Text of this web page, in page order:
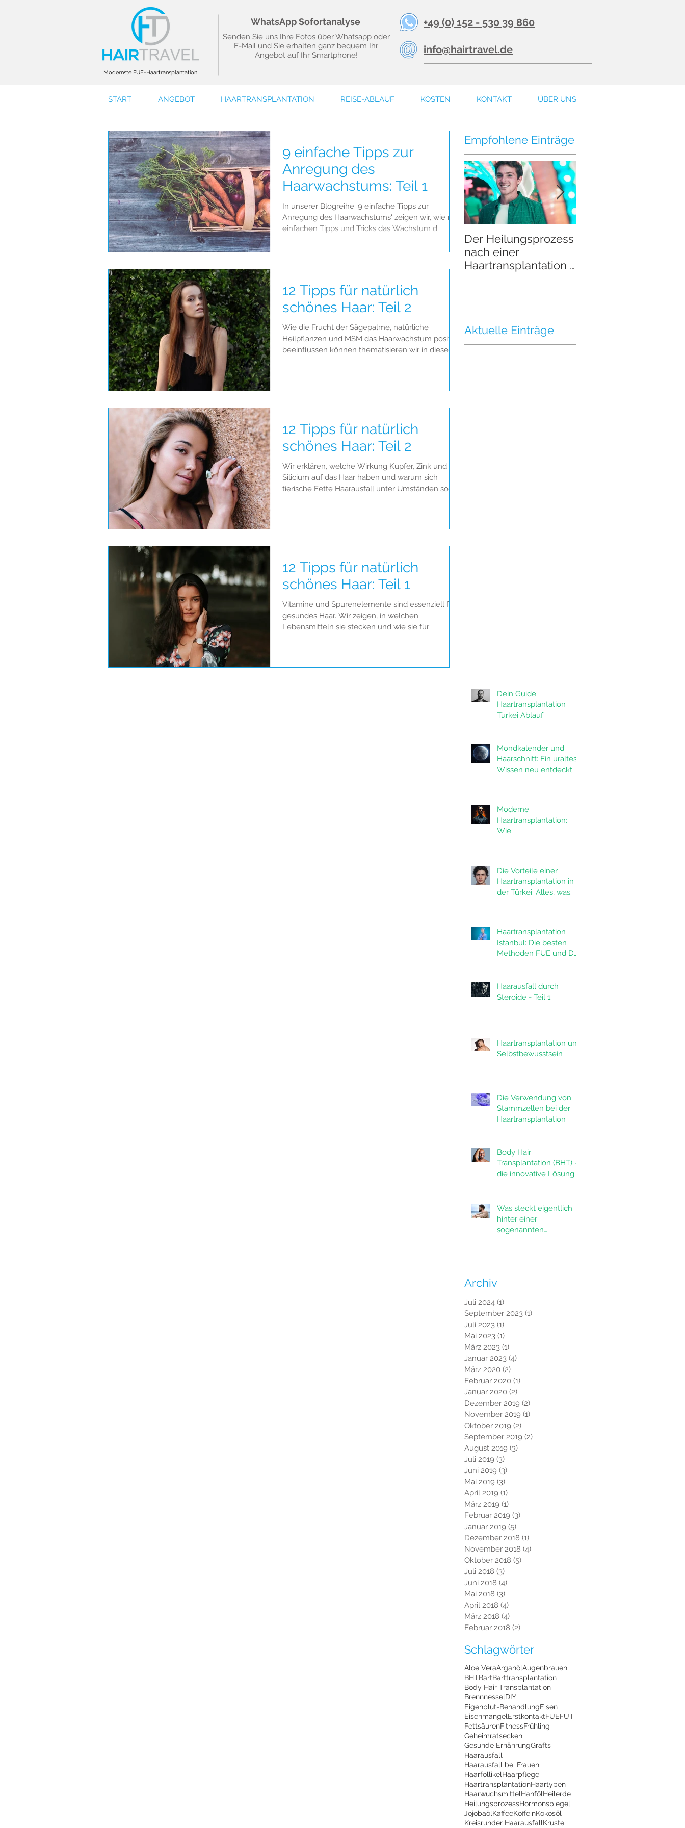
Senden Sie uns Ihre Fotos über Whatsapp oder
E-Mail und Sie erhalten ganz bequem Ihr
Angebot auf Ihr Smartphone!
WhatsApp Sofortanalyse +49 (0) 152 - 530 39 860
info@hairtravel.de
Modernste FUE-Haartransplantation
START ANGEBOT HAARTRANSPLANTATION REISE-ABLAUF KOSTEN KONTAKT ÜBER UNS
9 einfache Tipps zur
Anregung des
Haarwachstums: Teil 1
In unserer Blogreihe '9 einfache Tipps zur
Anregung des Haarwachstums' zeigen wir, wie mit
einfachen Tipps und Tricks das Wachstum d
12 Tipps für natürlich
schönes Haar: Teil 2
Wie die Frucht der Sägepalme, natürliche
Heilpflanzen und MSM das Haarwachstum positiv
beeinflussen können thematisieren wir in diesem
12 Tipps für natürlich
schönes Haar: Teil 2
Wir erklären, welche Wirkung Kupfer, Zink und
Silicium auf das Haar haben und warum sich
tierische Fette Haarausfall unter Umständen sogar
12 Tipps für natürlich
schönes Haar: Teil 1
Vitamine und Spurenelemente sind essenziell für
gesundes Haar. Wir zeigen, in welchen
Lebensmitteln sie stecken und wie sie für
Empfohlene Einträge
Der Heilungsprozess
nach einer
Haartransplantation -
Aktuelle Einträge
Dein Guide:
Haartransplantation
Türkei Ablauf
Mondkalender und
Haarschnitt: Ein uraltes
Wissen neu entdeckt
Moderne
Haartransplantation:
Wie
Die Vorteile einer
Haartransplantation in
der Türkei: Alles, was
Haartransplantation
Istanbul: Die besten
Methoden FUE und DHI
Haarausfall durch
Steroide - Teil 1
Haartransplantation und
Selbstbewusstsein
Die Verwendung von
Stammzellen bei der
Haartransplantation
Body Hair
Transplantation (BHT) -
die innovative Lösung
Was steckt eigentlich
hinter einer
sogenannten
Archiv
Juli 2024 (1)
September 2023 (1)
Juli 2023 (1)
Mai 2023 (1)
März 2023 (1)
Januar 2023 (4)
März 2020 (2)
Februar 2020 (1)
Januar 2020 (2)
Dezember 2019 (2)
November 2019 (1)
Oktober 2019 (2)
September 2019 (2)
August 2019 (3)
Juli 2019 (3)
Juni 2019 (3)
Mai 2019 (3)
April 2019 (1)
März 2019 (1)
Februar 2019 (3)
Januar 2019 (5)
Dezember 2018 (1)
November 2018 (4)
Oktober 2018 (5)
Juli 2018 (3)
Juni 2018 (4)
Mai 2018 (3)
April 2018 (4)
März 2018 (4)
Februar 2018 (2)
Schlagwörter
Aloe VeraArganölAugenbrauen
BHTBartBarttransplantation
Body Hair Transplantation
BrennnesselDIY
Eigenblut-BehandlungEisen
EisenmangelErstkontaktFUEFUT
FettsäurenFitnessFrühling
Geheimratsecken
Gesunde ErnährungGrafts
Haarausfall
Haarausfall bei Frauen
HaarfollikelHaarpflege
HaartransplantationHaartypen
HaarwuchsmittelHanfölHeilerde
HeilungsprozessHormonspiegel
JojobaölKaffeeKoffeinKokosöl
Kreisrunder HaarausfallKruste